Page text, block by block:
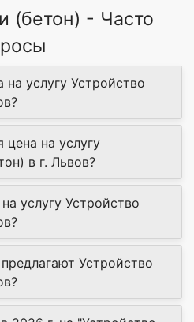
(бетон) - Часто
услугу Устройство
на услугу
в г. Львов?
услугу Устройство
Устройство